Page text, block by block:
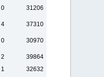
0 31206
4 37310
0 30970
2
39864
1
32632